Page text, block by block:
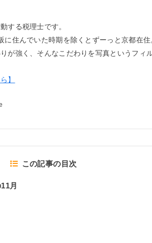
する税理士です。
住んでいた時期を除くとずーっと京都在住
が強く、そんなこだわりを写真というフィ
】
この記事の目次
月